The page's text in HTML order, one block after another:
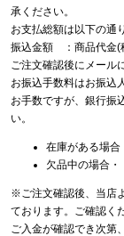
承ください。
お支払総額は以下の通
振込金額 ：商品代金(
ご注文確認後にメール
お振込手数料はお振込
お手数ですが、銀行振
い。
在庫がある場合
欠品中の場合・
※ご注文確認後、当店
ております。ご確認く
ご入金が確認でき次第